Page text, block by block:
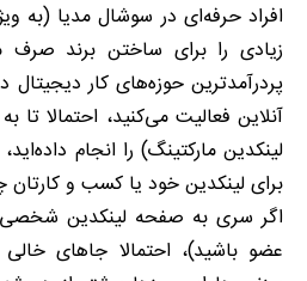
افراد حرفه‌ای در سوشال مدیا (به
زیادی را برای ساختن برند
پردرآمدترین حوزههای کار دیجیتال
آنلاین فعالیت می‏کنید، احتمالا تا
لینکدین مارکتینگ) را انجام
برای لینکدین خود یا کسب و کارتان
اگر سری به صفحه لینکدین شخصی
عضو باشید)، احتمالا جاهای